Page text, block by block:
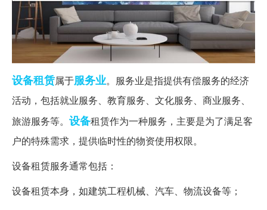
设备租赁属于服务业。服务业是指提供有偿服务的经济
活动，包括就业服务、教育服务、文化服务、商业服务、
旅游服务等。 设备租赁作为一种服务，主要是为了满足客
户的特殊需求，提供临时性的物资使用权限。
设备租赁服务通常包括：
设备租赁本身，如建筑工程机械、汽车、物流设备等；